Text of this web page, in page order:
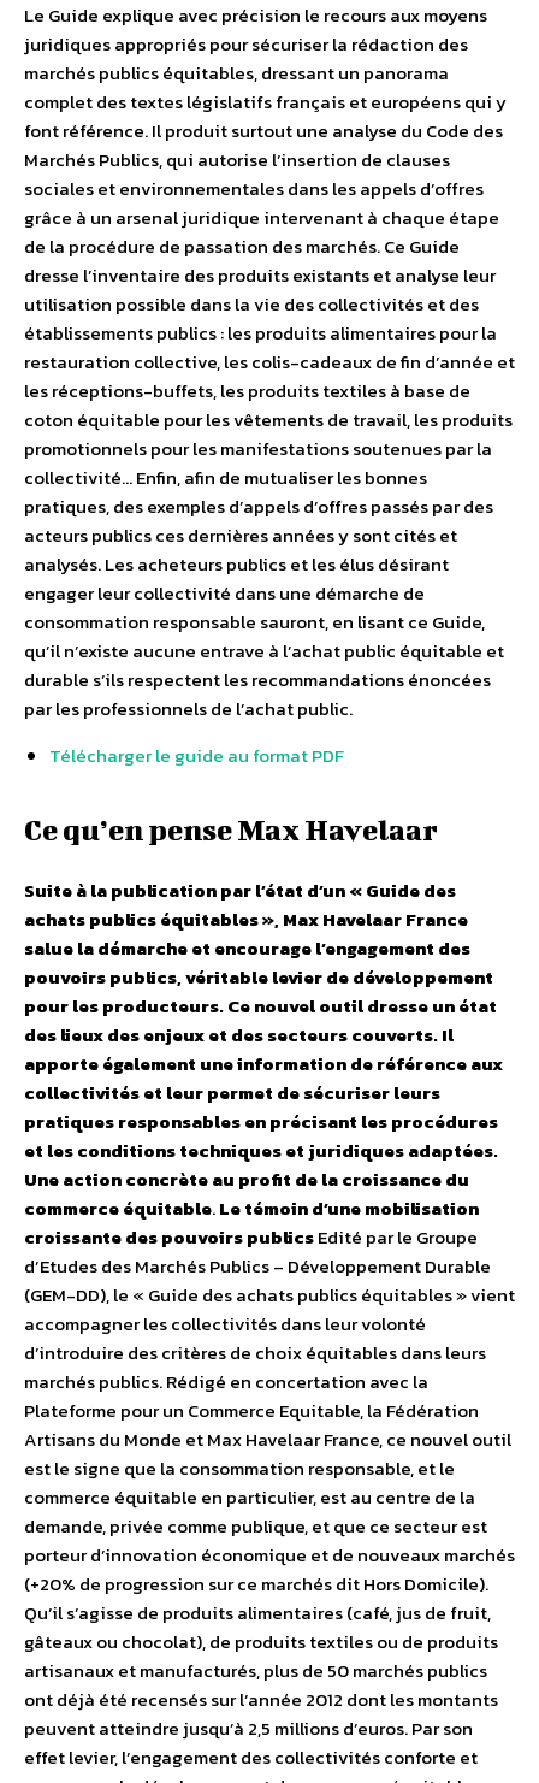
Le Guide explique avec précision le recours aux moyens
juridiques appropriés pour sécuriser la rédaction des
marchés publics équitables, dressant un panorama
complet des textes législatifs français et européens qui y
font référence. Il produit surtout une analyse du Code des
Marchés Publics, qui autorise l’insertion de clauses
sociales et environnementales dans les appels d’offres
grâce à un arsenal juridique intervenant à chaque étape
de la procédure de passation des marchés. Ce Guide
dresse l’inventaire des produits existants et analyse leur
utilisation possible dans la vie des collectivités et des
établissements publics : les produits alimentaires pour la
restauration collective, les colis-cadeaux de fin d’année et
les réceptions-buffets, les produits textiles à base de
coton équitable pour les vêtements de travail, les produits
promotionnels pour les manifestations soutenues par la
collectivité… Enfin, afin de mutualiser les bonnes
pratiques, des exemples d’appels d’offres passés par des
acteurs publics ces dernières années y sont cités et
analysés. Les acheteurs publics et les élus désirant
engager leur collectivité dans une démarche de
consommation responsable sauront, en lisant ce Guide,
qu’il n’existe aucune entrave à l’achat public équitable et
durable s’ils respectent les recommandations énoncées
par les professionnels de l’achat public.
Télécharger le guide au format PDF
Ce qu’en pense Max Havelaar
Suite à la publication par l’état d’un « Guide des
achats publics équitables », Max Havelaar France
salue la démarche et encourage l’engagement des
pouvoirs publics, véritable levier de développement
pour les producteurs. Ce nouvel outil dresse un état
des lieux des enjeux et des secteurs couverts. Il
apporte également une information de référence aux
collectivités et leur permet de sécuriser leurs
pratiques responsables en précisant les procédures
et les conditions techniques et juridiques adaptées.
Une action concrète au profit de la croissance du
commerce équitable.Le témoin d’une mobilisation
croissante des pouvoirs publicsEdité par le Groupe
d’Etudes des Marchés Publics – Développement Durable
(GEM-DD), le « Guide des achats publics équitables » vient
accompagner les collectivités dans leur volonté
d’introduire des critères de choix équitables dans leurs
marchés publics. Rédigé en concertation avec la
Plateforme pour un Commerce Equitable, la Fédération
Artisans du Monde et Max Havelaar France, ce nouvel outil
est le signe que la consommation responsable, et le
commerce équitable en particulier, est au centre de la
demande, privée comme publique, et que ce secteur est
porteur d’innovation économique et de nouveaux marchés
(+20% de progression sur ce marchés dit Hors Domicile).
Qu’il s’agisse de produits alimentaires (café, jus de fruit,
gâteaux ou chocolat), de produits textiles ou de produits
artisanaux et manufacturés, plus de 50 marchés publics
ont déjà été recensés sur l’année 2012 dont les montants
peuvent atteindre jusqu’à 2,5 millions d’euros. Par son
effet levier, l’engagement des collectivités conforte et